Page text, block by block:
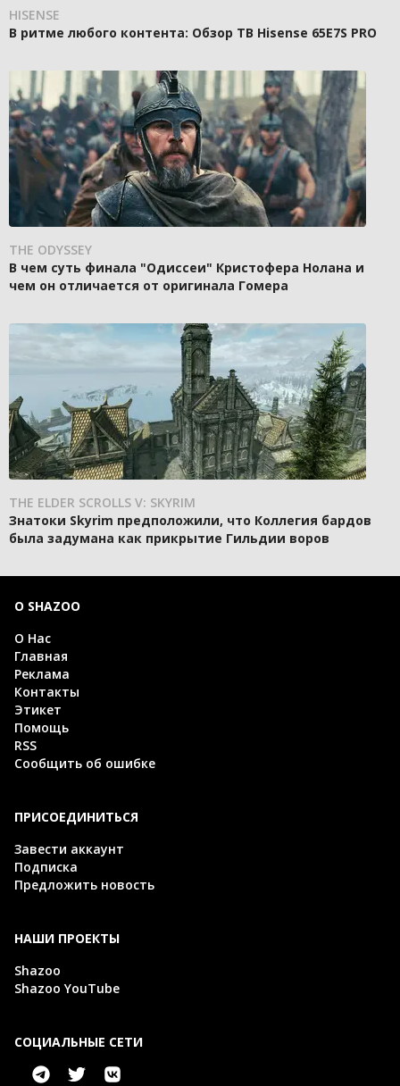
HISENSE
В ритме любого контента: Обзор ТВ Hisense 65E7S PRO
THE ODYSSEY
В чем суть финала "Одиссеи" Кристофера Нолана и
чем он отличается от оригинала Гомера
THE ELDER SCROLLS V: SKYRIM
Знатоки Skyrim предположили, что Коллегия бардов
была задумана как прикрытие Гильдии воров
О SHAZOO
О Нас
Главная
Реклама
Контакты
Этикет
Помощь
RSS
Сообщить об ошибке
ПРИСОЕДИНИТЬСЯ
Завести аккаунт
Подписка
Предложить новость
НАШИ ПРОЕКТЫ
Shazoo
Shazoo YouTube
СОЦИАЛЬНЫЕ СЕТИ